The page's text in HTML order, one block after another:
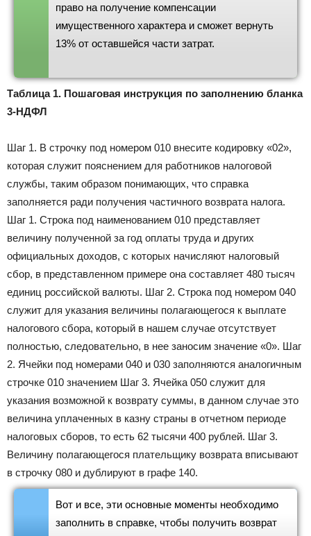
право на получение компенсации
имущественного характера и сможет вернуть
13% от оставшейся части затрат.
Таблица 1. Пошаговая инструкция по заполнению бланка
3-НДФЛ
Шаг 1. В строчку под номером 010 внесите кодировку «02»,
которая служит пояснением для работников налоговой
службы, таким образом понимающих, что справка
заполняется ради получения частичного возврата налога.
Шаг 1. Строка под наименованием 010 представляет
величину полученной за год оплаты труда и других
официальных доходов, с которых начисляют налоговый
сбор, в представленном примере она составляет 480 тысяч
единиц российской валюты. Шаг 2. Строка под номером 040
служит для указания величины полагающегося к выплате
налогового сбора, который в нашем случае отсутствует
полностью, следовательно, в нее заносим значение «0». Шаг
2. Ячейки под номерами 040 и 030 заполняются аналогичным
строчке 010 значением Шаг 3. Ячейка 050 служит для
указания возможной к возврату суммы, в данном случае это
величина уплаченных в казну страны в отчетном периоде
налоговых сборов, то есть 62 тысячи 400 рублей. Шаг 3.
Величину полагающегося плательщику возврата вписывают
в строчку 080 и дублируют в графе 140.
Вот и все, эти основные моменты необходимо
заполнить в справке, чтобы получить возврат